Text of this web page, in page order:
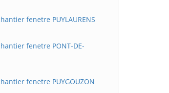
fenetre PUYLAURENS
fenetre PONT-DE-
fenetre PUYGOUZON